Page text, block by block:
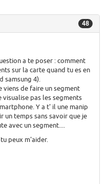
48
a te poser : comment
sur la carte quand tu es en
samsung 4).
viens de faire un segment
pas les segments
Y a t' il une manip
un temps sans savoir que je
avec un segment....
peux m'aider.